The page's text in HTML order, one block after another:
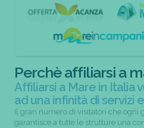
Perchè affiliarsi a
Affiliarsi a Mare in Italia
ad una infinità di servizi
Il gran numero di visitatori che ogni
garantisce a tutte le strutture una